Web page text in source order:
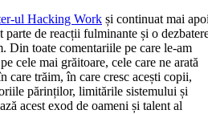
ul Hacking Work și continuat mai
parte de reacții fulminante și o
Din toate comentariile pe care le-am
cele mai grăitoare, cele care ne arată
care trăim, în care cresc acești copii,
părinților, limitările sistemului și
acest exod de oameni și talent al